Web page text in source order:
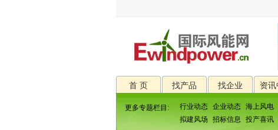
首 页 找产品 找企业 资
更多专题栏目: 行业动态 企业动态 海上风电
拟建风场
招标信息 投产喜讯